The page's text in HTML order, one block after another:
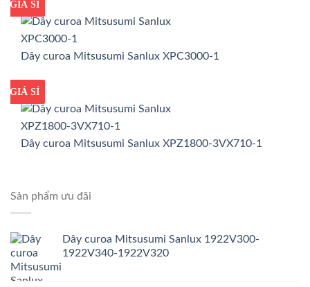
GIÁ TỐT
GIÁ SỈ
Dây curoa Mitsusumi Sanlux XPC3000-1
GIÁ TỐT
GIÁ SỈ
Dây curoa Mitsusumi Sanlux XPZ1800-3VX710-1
Sản phẩm ưu đãi
Dây curoa Mitsusumi Sanlux 1922V300-
1922V340-1922V320